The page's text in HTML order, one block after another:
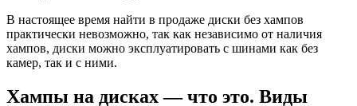
В настоящее время найти в продаже диски без хампов
практически невозможно, так как независимо от наличия
хампов, диски можно эксплуатировать с шинами как без
камер, так и с ними.
Хампы на дисках — что это. Виды